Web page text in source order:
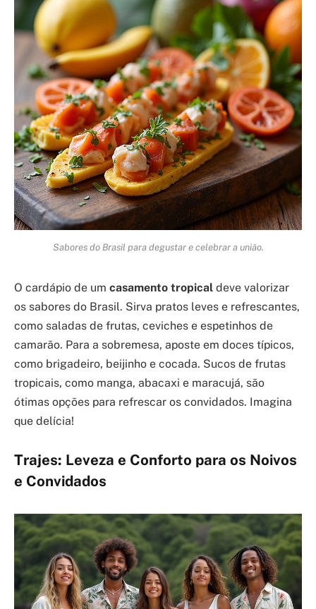
Sabores do Brasil para degustar e celebrar a união.
O cardápio de um casamento tropical deve valorizar
os sabores do Brasil. Sirva pratos leves e refrescantes,
como saladas de frutas, ceviches e espetinhos de
camarão. Para a sobremesa, aposte em doces típicos,
como brigadeiro, beijinho e cocada. Sucos de frutas
tropicais, como manga, abacaxi e maracujá, são
ótimas opções para refrescar os convidados. Imagina
que delícia!
Trajes: Leveza e Conforto para os Noivos
e Convidados